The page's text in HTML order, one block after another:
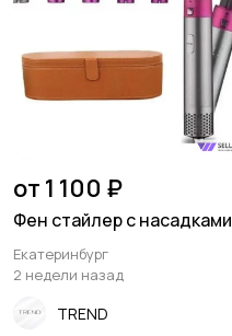
от 1 100 ₽
Фен стайлер с насадками
Екатеринбург
2 недели назад
TREND